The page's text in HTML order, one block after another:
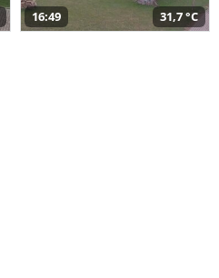
16:49 31,7 °C